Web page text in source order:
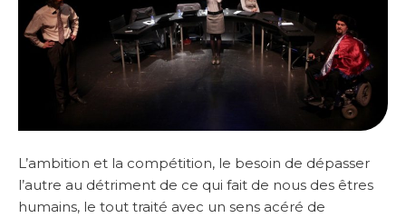
L’ambition et la compétition, le besoin de dépasser
l’autre au détriment de ce qui fait de nous des êtres
humains, le tout traité avec un sens acéré de